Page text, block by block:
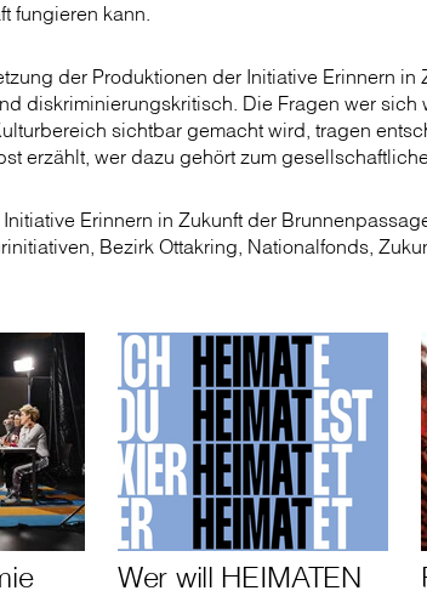
fungieren kann.
der Produktionen der Initiative Erinnern
diskriminierungskritisch. Die Fragen wer sich
sichtbar gemacht wird, tragen
erzählt, wer dazu gehört zum
Erinnern in Zukunft der
Bezirk Ottakring, Nationalfonds,
Wer will HEIMATEN